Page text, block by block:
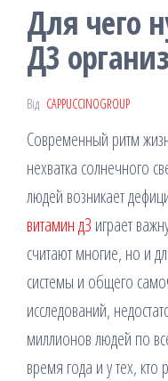
Для чего
Д3
Від CAPPUCCINOGROUP
Современный ритм
нехватка солнечного
людей возникает
витамин д3 играет
считают многие, но и
системы и общего
исследований,
миллионов людей по
время года и у тех,